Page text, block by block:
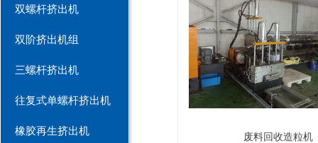
废料回收造粒机
双螺杆挤出机
双阶挤出机组
三螺杆挤出机
往复式单螺杆挤出机
橡胶再生挤出机